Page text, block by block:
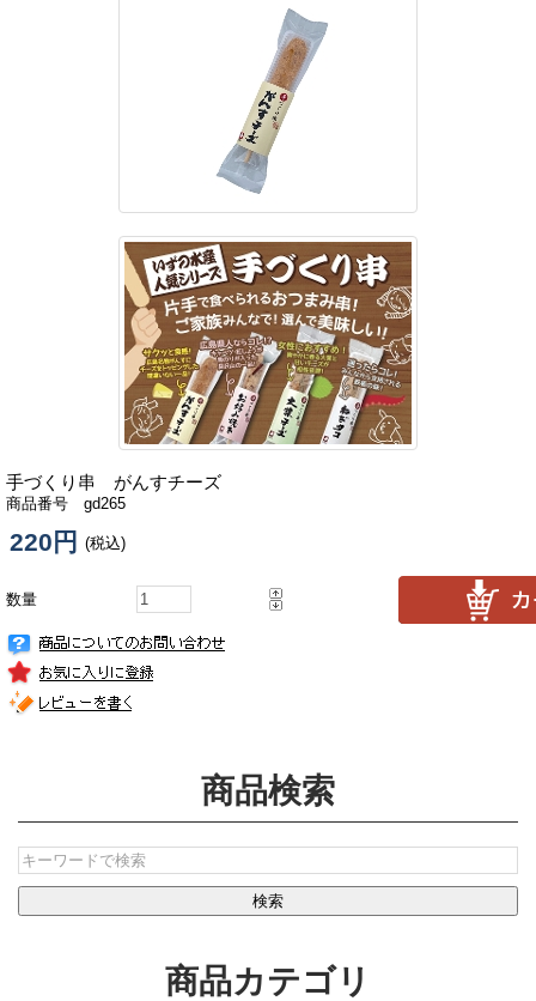
手づくり串 がんすチーズ
商品番号 gd265
220円 (税込)
数量
商品検索
商品カテゴリ